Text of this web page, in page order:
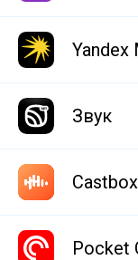
Yandex
Звук
Castbox
Pocket